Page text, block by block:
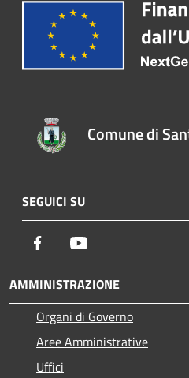
Comune di
SEGUICI SU
Facebook
AMMINISTRAZIONE
Organi di Governo
Aree Amministrative
Uffici